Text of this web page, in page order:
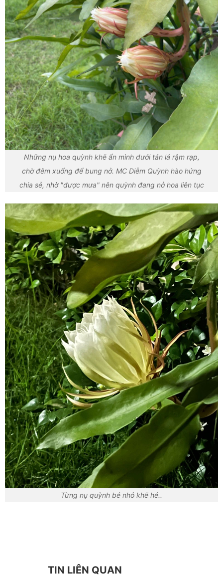
Những nụ hoa quỳnh khẽ ẩn mình dưới tán lá rậm rạp,
chờ đêm xuống để bung nở. MC Diễm Quỳnh hào hứng
chia sẻ, nhờ "được mưa" nên quỳnh đang nở hoa liên tục
Từng nụ quỳnh bé nhỏ khẽ hé..
TIN LIÊN QUAN